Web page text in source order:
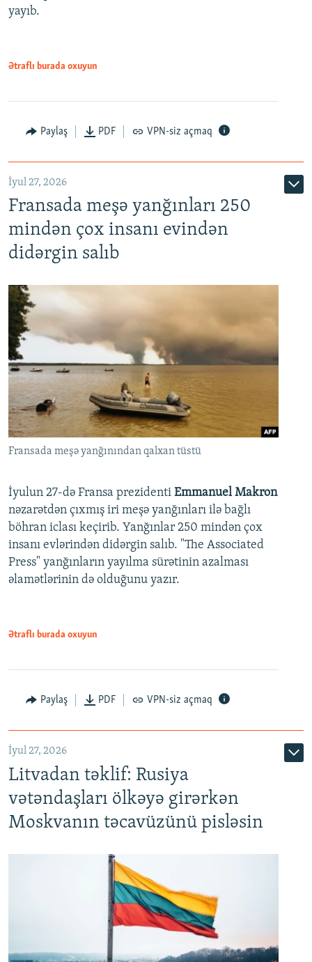
yayıb.
Ətraflı burada oxuyun
Paylaş PDF VPN-siz açmaq
İyul 27, 2026
Fransada meşə yanğınları 250
mindən çox insanı evindən
didərgin salıb
Fransada meşə yanğınından qalxan tüstü
İyulun 27-də Fransa prezidenti Emmanuel Makron
nəzarətdən çıxmış iri meşə yanğınları ilə bağlı
böhran iclası keçirib. Yanğınlar 250 mindən çox
insanı evlərindən didərgin salıb. "The Associated
Press" yanğınların yayılma sürətinin azalması
əlamətlərinin də olduğunu yazır.
Ətraflı burada oxuyun
Paylaş PDF VPN-siz açmaq
İyul 27, 2026
Litvadan təklif: Rusiya
vətəndaşları ölkəyə girərkən
Moskvanın təcavüzünü pisləsin